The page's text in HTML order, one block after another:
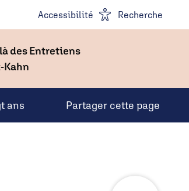
Accessibilité Recherche
des Entretiens
Kahn
ans Partager cette page